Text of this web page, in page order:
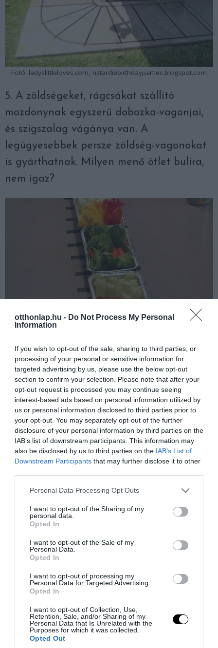
otthonlap.hu - Do Not Process My Personal
Information
If you wish to opt-out of the sale, sharing to third parties, or
processing of your personal or sensitive information for
targeted advertising by us, please use the below opt-out
section to confirm your selection. Please note that after your
opt-out request is processed you may continue seeing
interest-based ads based on personal information utilized by
us or personal information disclosed to third parties prior to
your opt-out. You may separately opt-out of the further
disclosure of your personal information by third parties on the
IAB’s list of downstream participants. This information may
also be disclosed by us to third parties on the IAB’s List of
Downstream Participants that may further disclose it to other
Please note that this website/app uses one or more Google
not limited to your visit or usage behaviour. You may click to
grant or deny consent to Google and its third-party tags to
use your data for below specified purposes in below Google
consent section.
Personal Data Processing Opt Outs
I want to opt-out of the Sharing of my
personal data.
Opted In
I want to opt-out of the Sale of my
Personal Data.
Opted In
I want to opt-out of processing my
Personal Data for Targeted Advertising.
Opted In
I want to opt-out of Collection, Use,
Retention, Sale, and/or Sharing of my
Personal Data that Is Unrelated with the
Purposes for which it was collected.
Opted Out
Fotó: ladyslittleloves.com, nstardiebirthdayparties.blogspot.com
5. A zöldségeket, rágcsákat szállító
mozdonynak egyszerű dobozka-vagonjai,
és szigszalag vágánya van. A
legügyesebbek persze zöldség-vagonokat
is gyárthatnak. Milyen menő ötlet bulira,
nem igaz?
Fotó: pinterly.com, facebook.com
6. Ha már kinőttétek a fasíneket, akkor